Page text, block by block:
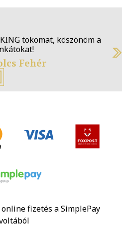
a
fizetés a SimplePay